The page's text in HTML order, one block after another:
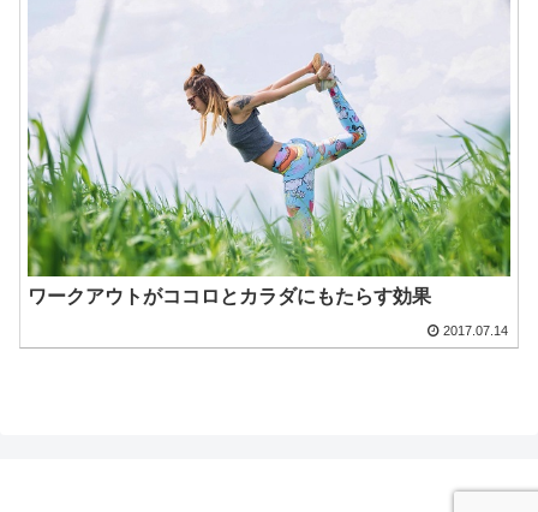
ワークアウトがココロとカラダにもたらす効果
2017.07.14